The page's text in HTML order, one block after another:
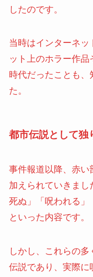
したのです。
当時はインターネッ
ット上のホラー作
時代だったことも、
た。
都市伝説として独
事件報道以降、赤い
加えられていきまし
死ぬ」「呪われる」
といった内容です。
しかし、これらの
伝説であり、実際に